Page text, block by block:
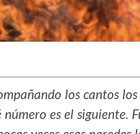
los cantos
es el siguiente.